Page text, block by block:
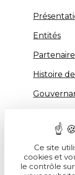
Entités
Histoire
Ce site
cookies et
le contrôle